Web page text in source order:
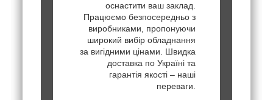
оснастити ваш заклад.
Працюємо безпосередньо з
виробниками, пропонуючи
широкий вибір обладнання
за вигідними цінами. Швидка
доставка по Україні та
гарантія якості – наші
переваги.